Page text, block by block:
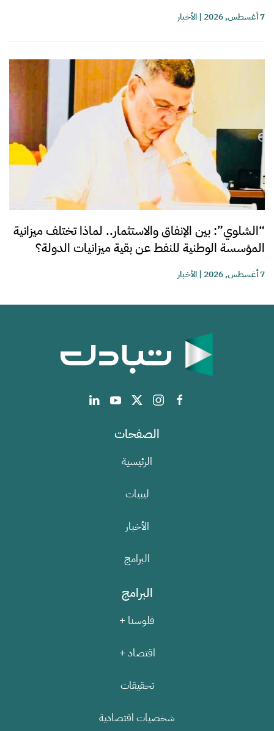
7 أغسطس, 2026 |الأخبار
“الشلوي”: بين الإنفاق والاستثمار.. لماذا تختلف ميزانية
المؤسسة الوطنية للنفط عن بقية ميزانيات الدولة؟
7 أغسطس, 2026 |الأخبار
الصفحات
الرئيسية
ليبيات
الأخبار
البرامج
البرامج
فلوسنا +
اقتصاد +
تحقيقات
شخصيات اقتصادية